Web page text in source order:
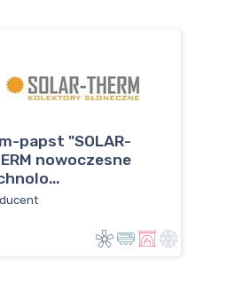
papst "SOLAR-
nowoczesne